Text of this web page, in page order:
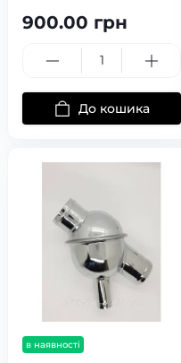
900.00 грн
До кошика
в наявності